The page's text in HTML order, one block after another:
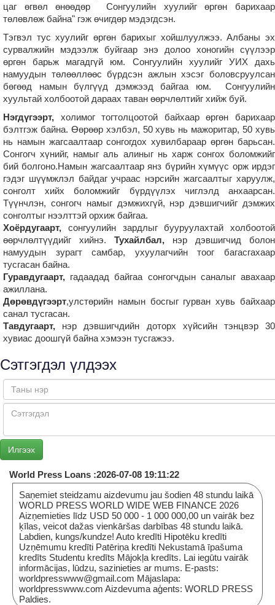
цаг өгвөл өнөөдөр Сонгуулийн хуулийг өргөн барихаар
төлөвлөж байна" гэж өчигдөр мэдэгдсэн.
Тэгвэл тус хуулийг өргөн барихыг хойшлуулжээ. Албаны эх
сурвалжийн мэдээлж буйгаар энэ долоо хоногийн сүүлээр
өргөн барьж магадгүй юм. Сонгуулийн хуулийг УИХ дахь
намуудын төлөөллөөс бүрдсэн ажлын хэсэг боловсруулсан
бөгөөд намын бүлгүүд дэмжээд байгаа юм. Сонгуулийн
хуультай холбоотой дараах таван өөрчлөлтийг хийж буй.
Нэгдүгээрт, холимог тогтолцоотой байхаар өргөн барихаар
бэлтгэж байна. Өөрөөр хэлбэл, 50 хувь нь мажоритар, 50 хувь
нь намын жагсаалтаар сонгогдох хувилбараар өргөн барьсан.
Сонгогч хүнийг, намыг аль алиныг нь харж сонгох боломжийг
бий болгоно.Намын жагсаалтаар янз бүрийн хүмүүс орж ирдэг
гэдэг шүүмжлэл байдаг учраас нэрсийн жагсаалтыг харуулж,
сонголт хийх боломжийг бүрдүүлэх чиглэлд анхаарсан.
Түүнчлэн, сонгогч намыг дэмжихгүй, нэр дэвшигчийг дэмжих
сонголтыг нээлттэй орхиж байгаа.
Хоёрдугаарт, сонгуулийн зардлыг бууруулахтай холбоотой
өөрчлөлтүүдийг хийнэ. Тухайлбал, нэр дэвшигчид болон
намуудын зурагт самбар, ухуулагчийн тоог багасгахаар
тусгасан байна.
Гуравдугаарт, гадаадад байгаа сонгогчдын саналыг авахаар
ажиллана.
Дөрөвдүгээрт,улстөрийн намын босгыг гурван хувь байхаар
санал тусгасан.
Тавдугаарт, нэр дэвшигчдийн доторх хүйсийн тэнцвэр 30
хувиас доошгүй байна хэмээн тусгажээ.
Сэтгэгдэл үлдээх
World Press Loans :2026-07-08 19:11:22
Saņemiet steidzamu aizdevumu jau šodien 48 stundu laikā
WORLD PRESS WORLD WIDE WEB FINANCE 2026
Aizņemieties līdz USD 50 000 - 1 000 000,00 un vairāk bez
ķīlas, veicot dažas vienkāršas darbības 48 stundu laikā.
Labdien, kungs/kundze! Auto kredīti Hipotēku kredīti
Uzņēmumu kredīti Patēriņa kredīti Nekustamā īpašuma
kredīts Studentu kredīts Mājokļa kredīts. Lai iegūtu vairāk
informācijas, lūdzu, sazinieties ar mums. E-pasts:
worldpresswww@gmail.com Mājaslapa:
worldpresswww.com Aizdevuma aģents: WORLD PRESS
Paldies.